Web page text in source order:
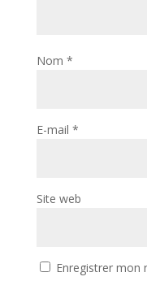
Nom *
E-mail *
Site web
Enregistrer mon